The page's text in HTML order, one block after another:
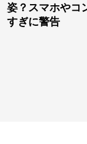
姿？スマホやコ
すぎに警告